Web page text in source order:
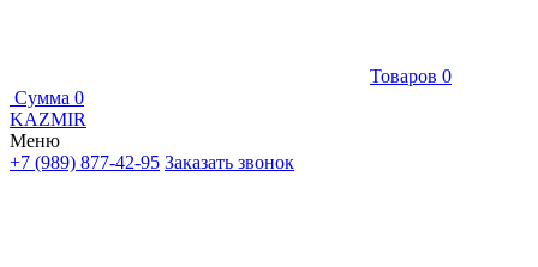
Товаров 0
Сумма 0
KAZMIR
Меню
+7 (989) 877-42-95 Заказать звонок